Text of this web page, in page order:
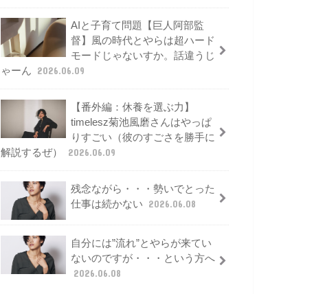
AIと子育て問題【巨人阿部監
督】風の時代とやらは超ハード
モードじゃないすか。話違うじ
ゃーん
2026.06.09
【番外編：休養を選ぶ力】
timelesz菊池風磨さんはやっぱ
りすごい（彼のすごさを勝手に
解説するぜ）
2026.06.09
残念ながら・・・勢いでとった
仕事は続かない
2026.06.08
自分には”流れ”とやらが来てい
ないのですが・・・という方へ
2026.06.08